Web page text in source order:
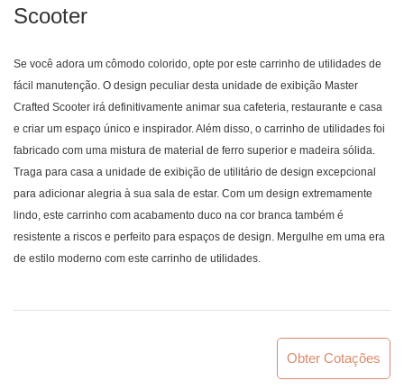
Scooter
Se você adora um cômodo colorido, opte por este carrinho de utilidades de
fácil manutenção. O design peculiar desta unidade de exibição Master
Crafted Scooter irá definitivamente animar sua cafeteria, restaurante e casa
e criar um espaço único e inspirador. Além disso, o carrinho de utilidades foi
fabricado com uma mistura de material de ferro superior e madeira sólida.
Traga para casa a unidade de exibição de utilitário de design excepcional
para adicionar alegria à sua sala de estar. Com um design extremamente
lindo, este carrinho com acabamento duco na cor branca também é
resistente a riscos e perfeito para espaços de design. Mergulhe em uma era
de estilo moderno com este carrinho de utilidades.
Obter Cotações